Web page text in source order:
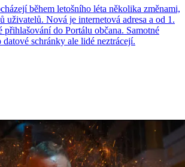
během letošního léta několika změnami,
uživatelů. Nová je internetová adresa a od 1.
přihlašování do Portálu občana. Samotné
schránky ale lidé neztrácejí.